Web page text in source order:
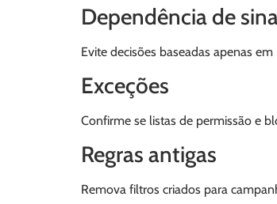
Dependência de
Evite decisões baseadas apenas
Exceções
Confirme se listas de permissão e
Regras antigas
Remova filtros criados para